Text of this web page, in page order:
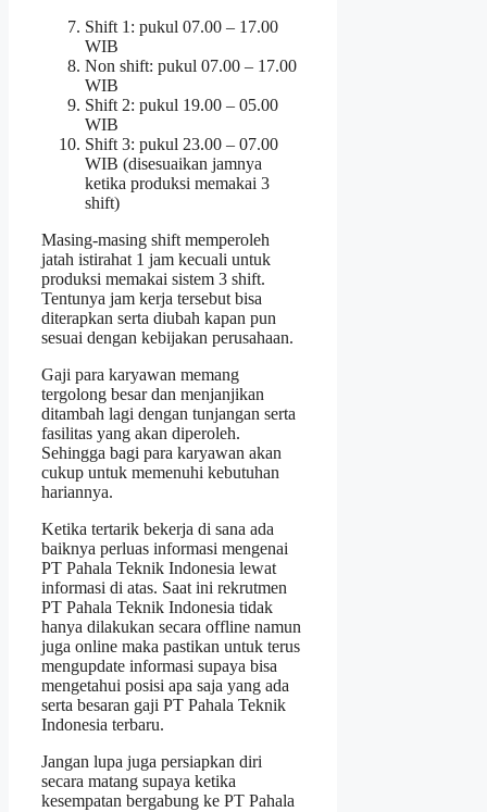
Shift 1: pukul 07.00 – 17.00
WIB
Non shift: pukul 07.00 – 17.00
WIB
Shift 2: pukul 19.00 – 05.00
WIB
Shift 3: pukul 23.00 – 07.00
WIB (disesuaikan jamnya
ketika produksi memakai 3
shift)
Masing-masing shift memperoleh
jatah istirahat 1 jam kecuali untuk
produksi memakai sistem 3 shift.
Tentunya jam kerja tersebut bisa
diterapkan serta diubah kapan pun
sesuai dengan kebijakan perusahaan.
Gaji para karyawan memang
tergolong besar dan menjanjikan
ditambah lagi dengan tunjangan serta
fasilitas yang akan diperoleh.
Sehingga bagi para karyawan akan
cukup untuk memenuhi kebutuhan
hariannya.
Ketika tertarik bekerja di sana ada
baiknya perluas informasi mengenai
PT Pahala Teknik Indonesia lewat
informasi di atas. Saat ini rekrutmen
PT Pahala Teknik Indonesia tidak
hanya dilakukan secara offline namun
juga online maka pastikan untuk terus
mengupdate informasi supaya bisa
mengetahui posisi apa saja yang ada
serta besaran gaji PT Pahala Teknik
Indonesia terbaru.
Jangan lupa juga persiapkan diri
secara matang supaya ketika
kesempatan bergabung ke PT Pahala